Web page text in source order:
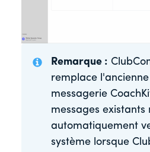
Remarque :
remplace
messagerie
messages existants
automatiquement
système lorsque